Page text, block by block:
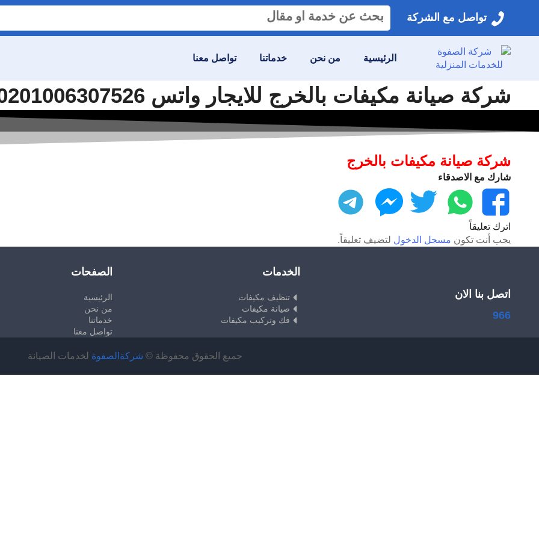
تواصل مع الشركة
البحث
عن:
الرئيسية من نحن خدماتنا تواصل معنا
شركة صيانة مكيفات بالخرج للايجار واتس 00201006307526
شركة صيانة مكيفات بالخرج
شارك مع الاصدقاء
فيسبوك
واتساب تويتر ماسنجر
اترك تعليقاً
يجب أنت تكون مسجل الدخول لتضيف تعليقاً.
اتصل بنا الان
966
الخدمات
تنظيف مكيفات
صيانة مكيفات
فك وتركيب مكيفات
الصفحات
الرئيسية
من نحن
خدماتنا
تواصل معنا
جميع الحقوق محفوظة © شركةالصفوة لخدمات الصيانة